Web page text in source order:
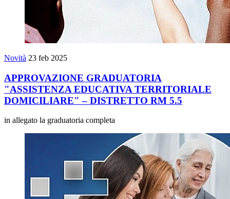
Novità 23 feb 2025
APPROVAZIONE GRADUATORIA
"ASSISTENZA EDUCATIVA TERRITORIALE
DOMICILIARE" – DISTRETTO RM 5.5
in allegato la graduatoria completa